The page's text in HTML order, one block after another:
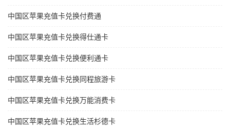
中国区苹果充值卡兑换付费通
中国区苹果充值卡兑换得仕通卡
中国区苹果充值卡兑换便利通卡
中国区苹果充值卡兑换同程旅游卡
中国区苹果充值卡兑换万能消费卡
中国区苹果充值卡兑换生活杉德卡